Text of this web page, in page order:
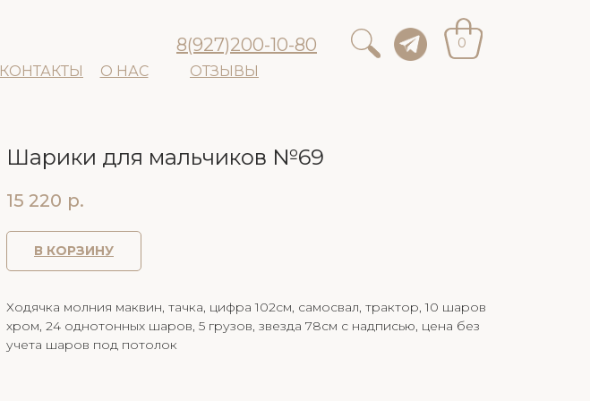
КОНТАКТЫ О НАС ОТЗЫВЫ
8(927)200-10-80 0
Шарики для мальчиков №69
15 220 р.
В КОРЗИНУ
Ходячка молния маквин, тачка, цифра 102см, самосвал, трактор, 10 шаров
хром, 24 однотонных шаров, 5 грузов, звезда 78см с надписью, цена без
учета шаров под потолок